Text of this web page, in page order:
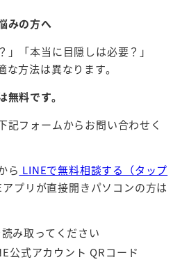
みの方へ
」「本当に目隠しは必要？」
方法は異なります。
料です。
記フォームからお問い合わせく
ら LINEで無料相談する（タップ
プリが直接開きパソコンの方は
み取ってください